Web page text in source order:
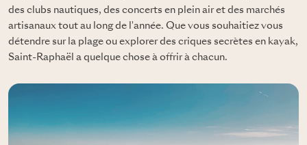
des clubs nautiques, des concerts en plein air et des marchés
artisanaux tout au long de l'année. Que vous souhaitiez vous
détendre sur la plage ou explorer des criques secrètes en kayak,
Saint-Raphaël a quelque chose à offrir à chacun.